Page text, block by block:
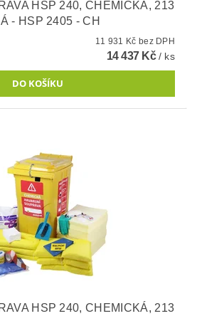
HSP 240, CHEMICKÁ, 213
- HSP 2405 - CH
11 931 Kč bez DPH
14 437 Kč/ ks
HSP 240, CHEMICKÁ, 213